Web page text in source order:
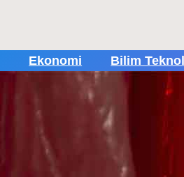
Ekonomi Bilim